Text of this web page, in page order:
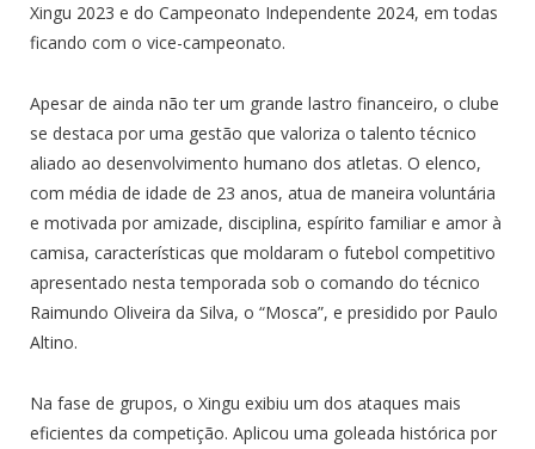
Xingu 2023 e do Campeonato Independente 2024, em todas
ficando com o vice-campeonato.
Apesar de ainda não ter um grande lastro financeiro, o clube
se destaca por uma gestão que valoriza o talento técnico
aliado ao desenvolvimento humano dos atletas. O elenco,
com média de idade de 23 anos, atua de maneira voluntária
e motivada por amizade, disciplina, espírito familiar e amor à
camisa, características que moldaram o futebol competitivo
apresentado nesta temporada sob o comando do técnico
Raimundo Oliveira da Silva, o “Mosca”, e presidido por Paulo
Altino.
Na fase de grupos, o Xingu exibiu um dos ataques mais
eficientes da competição. Aplicou uma goleada histórica por